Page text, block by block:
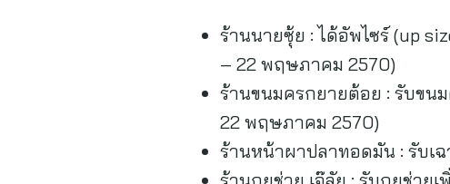
ร้านนายซุ้ย : ได้อัพไซร์ (up
– 22 พฤษภาคม 2570)
ร้านขนมครกยายต้อย : รับขน
22 พฤษภาคม 2570)
ร้านหน้าผาปลาทอดมัน : รับเฉ